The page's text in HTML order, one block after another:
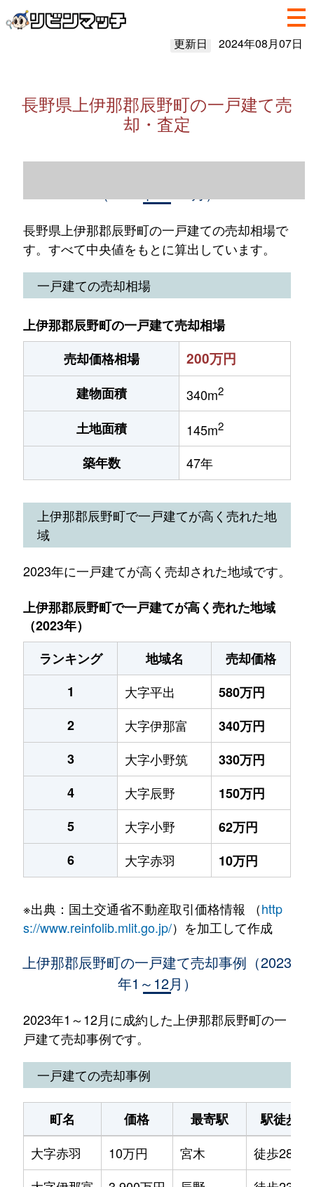
更新日 2024年08月07日
長野県上伊那郡辰野町の一戸建て売
却・査定
長野県上伊那郡辰野町の一戸建ての売却相場で
す。すべて中央値をもとに算出しています。
一戸建ての売却相場
上伊那郡辰野町の一戸建て売却相場
売却価格相場
200万円
建物面積 340m2
土地面積 145m2
築年数 47年
上伊那郡辰野町で一戸建てが高く売れた地
域
2023年に一戸建てが高く売却された地域です。
上伊那郡辰野町で一戸建てが高く売れた地域
（2023年）
ランキング
地域名
売却価格
1
大字平出
580万円
2
大字伊那富
340万円
3
大字小野筑
330万円
4
大字辰野
150万円
5
大字小野
62万円
6
大字赤羽 10万円
※出典：国土交通省不動産取引価格情報 （http
s://www.reinfolib.mlit.go.jp/）を加工して作成
上伊那郡辰野町の一戸建て売却事例（2023
年1～12月）
2023年1～12月に成約した上伊那郡辰野町の一
戸建て売却事例です。
一戸建ての売却事例
町名 価格 最寄駅
駅徒歩
大字赤羽
10万円 宮木
徒歩28分